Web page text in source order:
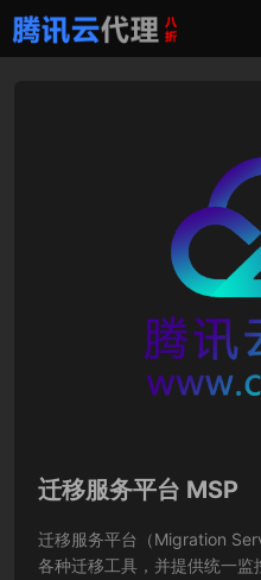
迁移服务平台 MSP
迁移服务平台（Migration
各种迁移工具，并提供统一